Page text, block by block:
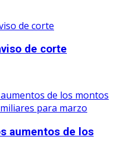
de corte
aumentos de los